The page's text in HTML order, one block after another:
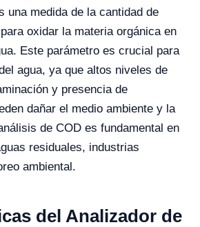
una medida de la cantidad de
oxidar la materia orgánica en
Este parámetro es crucial para
agua, ya que altos niveles de
y presencia de
dañar el medio ambiente y la
de COD es fundamental en
residuales, industrias
ambiental.
del Analizador de